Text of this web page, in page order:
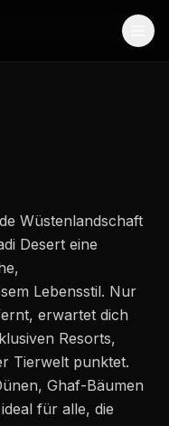
Wüstenlandschaft
Desert eine
Lebensstil. Nur
erwartet dich
Resorts,
Tierwelt punktet.
Ghaf-Bäumen
für alle, die